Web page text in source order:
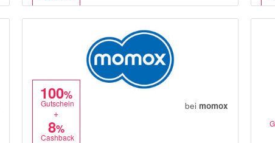
100%
Gutschein
+
8%
Cashback
beimomox